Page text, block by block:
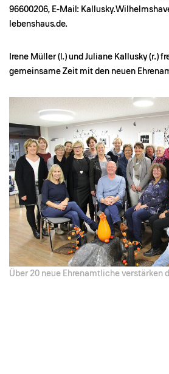
96600206, E-Mail:
lebenshaus.de.
Irene Müller (l.) und Juliane Kallusky (r.)
gemeinsame Zeit mit den neuen
Über 20 neue Ehrenamtliche verstärken